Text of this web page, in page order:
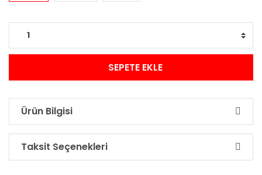
SEPETE EKLE
Ürün Bilgisi
Taksit Seçenekleri